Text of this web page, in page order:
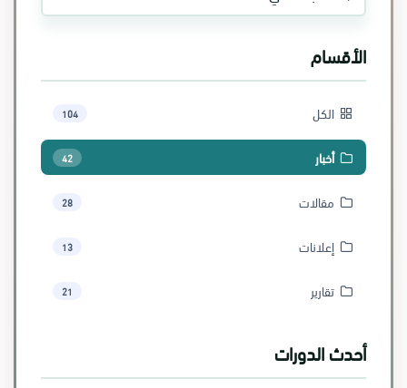
الأقسام
الكل 104
أخبار 42
مقالات 28
إعلانات 13
تقارير 21
أحدث الدورات